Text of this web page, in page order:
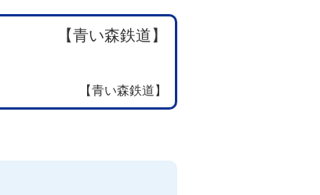
【青い森鉄道】
【青い森鉄道】